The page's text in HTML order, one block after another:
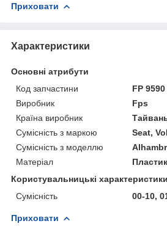
Приховати
Характеристики
Основні атрибути
Код запчастини
FP
Виробник
Fps
Країна виробник
Сумісність з маркою
Seat,
Сумісність з моделлю
Матеріал
Пластик
Користувальницькі характеристики
Сумісність
00-10,
Приховати